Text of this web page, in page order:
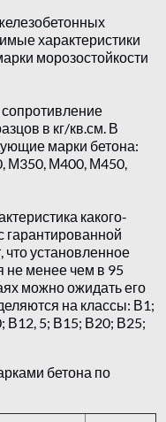
характеристики
морозостойкости
в кг/кв.см. В
марки бетона:
М350, М400, М450,
какого-
гарантированной
что установленное
не менее чем в 95
можно ожидать его
на классы: В1;
В12, 5; В15; В20; В25;
бетона по